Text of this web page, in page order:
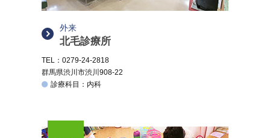
外来
北毛診療所
TEL：0279-24-2818
群馬県渋川市渋川908-22
診療科目：内科